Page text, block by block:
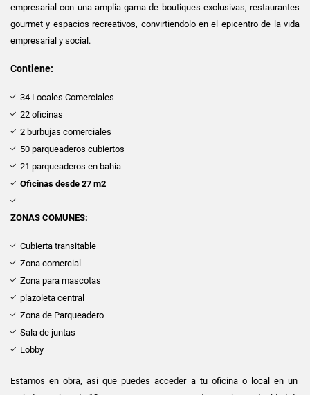
empresarial con una amplia gama de boutiques exclusivas, restaurantes
gourmet y espacios recreativos, convirtiendolo en el epicentro de la vida
empresarial y social.
Contiene:
34 Locales Comerciales
22 oficinas
2 burbujas comerciales
50 parqueaderos cubiertos
21 parqueaderos en bahía
Oficinas desde 27 m2
ZONAS COMUNES:
Cubierta transitable
Zona comercial
Zona para mascotas
plazoleta central
Zona de Parqueadero
Sala de juntas
Lobby
Estamos en obra, asi que puedes acceder a tu oficina o local en un